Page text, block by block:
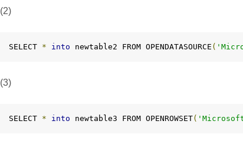
(2)
SELECT * into newtable2 FROM OPENDATASOURCE (
(3)
SELECT * into newtable3 FROM OPENROWSET(